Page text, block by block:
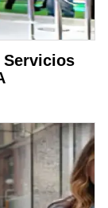
Servicios